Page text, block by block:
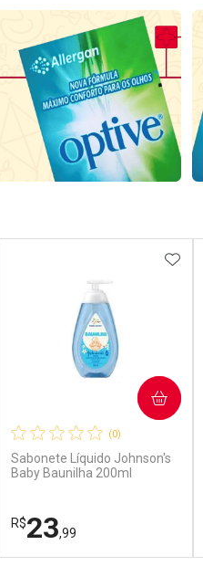
Laboratório
Comprar sem Desconto
Por Menos
Comprar sem Desconto
(0)
Sabonete Líquido Johnson's
Baby Baunilha 200ml
R$23,99
COMPRAR